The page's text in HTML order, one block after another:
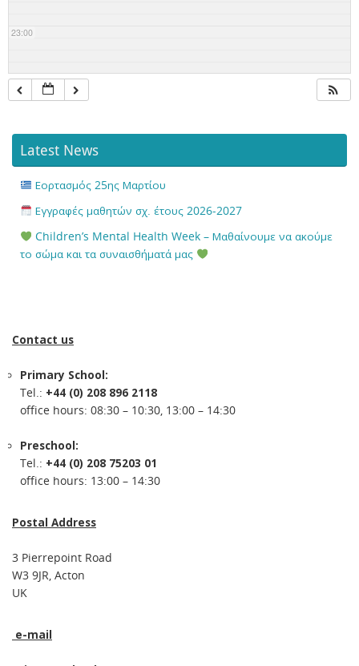
23:00
Latest News
Εορτασμός 25ης Μαρτίου
Εγγραφές μαθητών σχ. έτους 2026-2027
Children’s Mental Health Week – Μαθαίνουμε να ακούμε
το σώμα και τα συναισθήματά μας
Contact us
Primary School:
Tel.: +44 (0) 208 896 2118
office hours: 08:30 – 10:30, 13:00 – 14:30
Preschool:
Tel.: +44 (0) 208 75203 01
office hours: 13:00 – 14:30
Postal Address
3 Pierrepoint Road
W3 9JR, Acton
UK
e-mail